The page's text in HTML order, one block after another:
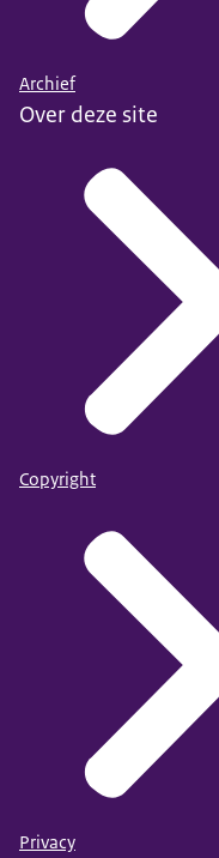
Archief
Over deze site
Copyright
Privacy